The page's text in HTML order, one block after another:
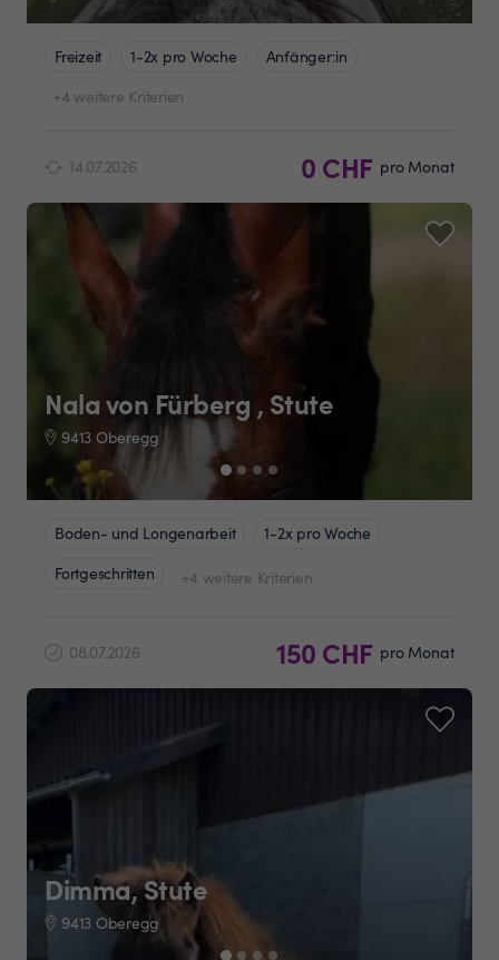
Freizeit 1-2x pro Woche
Anfänger:in
+4 weitere Kriterien
14.07.2026 0 CHF pro Monat
Nala von Fürberg , Stute
9413 Oberegg
Boden- und Longenarbeit
1-2x pro Woche
Fortgeschritten
+4 weitere Kriterien
08.07.2026 150 CHF pro Monat
Dimma, Stute
9413 Oberegg